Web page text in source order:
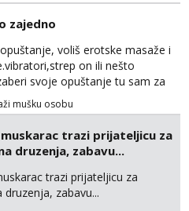
zajedno
voliš erotske masaže i
on ili nešto
svoje opuštanje tu sam za
na mob 095/762-8147
mušku osobu
trazi prijateljicu za
druzenja, zabavu...
trazi prijateljicu za
zabavu...